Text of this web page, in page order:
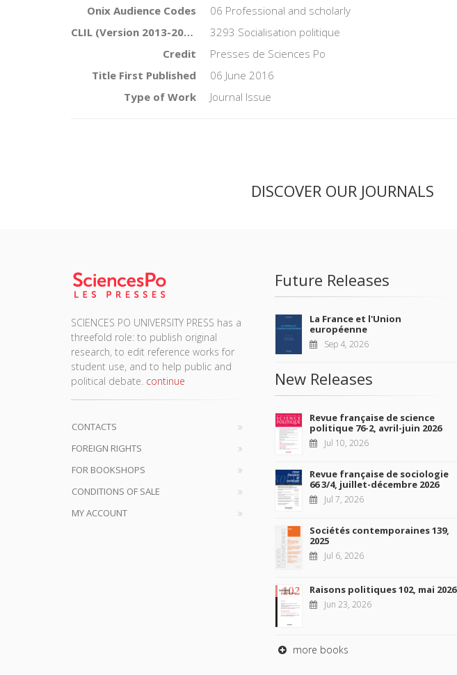
Onix Audience Codes
06 Professional and scholarly
CLIL (Version 2013-2019)
3293 Socialisation politique
Credit
Presses de Sciences Po
Title First Published
06 June 2016
Type of Work
Journal Issue
DISCOVER OUR JOURNALS
SCIENCES PO UNIVERSITY PRESS has a
threefold role: to publish original
research, to edit reference works for
student use, and to help public and
political debate. continue
CONTACTS
FOREIGN RIGHTS
FOR BOOKSHOPS
CONDITIONS OF SALE
MY ACCOUNT
Future Releases
La France et l'Union
européenne
Sep 4, 2026
New Releases
Revue française de science
politique 76-2, avril-juin 2026
Jul 10, 2026
Revue française de sociologie
66 3/4, juillet-décembre 2026
Jul 7, 2026
Sociétés contemporaines 139,
2025
Jul 6, 2026
Raisons politiques 102, mai 2026
Jun 23, 2026
more books